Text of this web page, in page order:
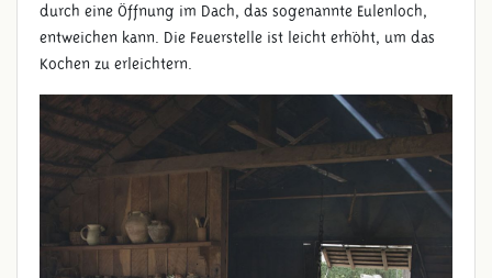
MITTELALTERLICHES HAUS
durch eine Öffnung im Dach, das sogenannte Eulenloch,
entweichen kann. Die Feuerstelle ist leicht erhöht, um das
Kochen zu erleichtern.